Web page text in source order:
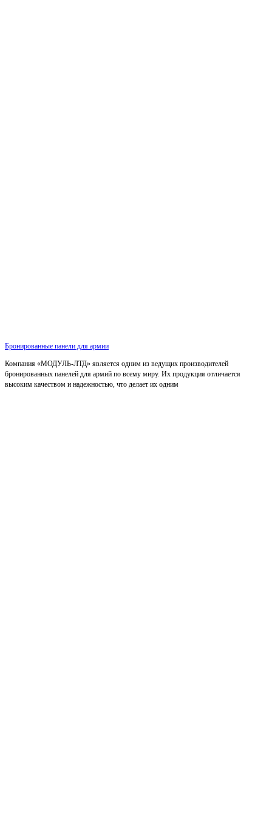
Бронированные панели для армии
Компания «МОДУЛЬ-ЛТД» является одним из ведущих производителей
бронированных панелей для армий по всему миру. Их продукция отличается
высоким качеством и надежностью, что делает их одним